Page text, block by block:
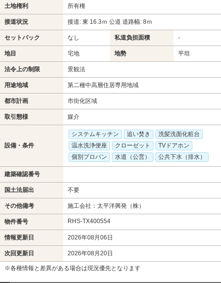
土地権利 所有権
接道状況 接道: 東 16.3ｍ 公道 道路幅: 8ｍ
セットバック なし 私道負担面積 -
地目 宅地 地勢 平坦
法令上の制限 景観法
用途地域 第二種中高層住居専用地域
都市計画 市街化区域
取引態様 媒介
設備・条件
システムキッチン 追い焚き
洗髪洗面化粧台
温水洗浄便座
クローゼット
TVドアホン
個別プロパン
水道（公営） 公共下水（排水）
建築確認番号
国土法届出 不要
その他備考 施工会社：太平洋興発（株）
物件番号 RHS-TX400554
情報更新日 2026年08月06日
次回更新日 2026年08月20日
※各種情報と差異がある場合は現況優先となります